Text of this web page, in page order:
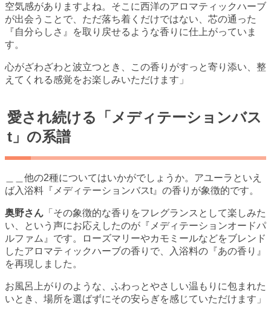
空気感がありますよね。そこに西洋のアロマティックハーブ
が出会うことで、ただ落ち着くだけではない、芯の通った
『自分らしさ』を取り戻せるような香りに仕上がっていま
す。
心がざわざわと波立つとき、この香りがすっと寄り添い、整
えてくれる感覚をお楽しみいただけます」
愛され続ける「メディテーションバス
t」の系譜
＿＿他の2種についてはいかがでしょうか。アユーラといえ
ば入浴料『メディテーションバスt』の香りが象徴的です。
奥野さん 「その象徴的な香りをフレグランスとして楽しみた
い、という声にお応えしたのが『メディテーションオードパ
ルファム』です。ローズマリーやカモミールなどをブレンド
したアロマティックハーブの香りで、入浴料の『あの香り』
を再現しました。
お風呂上がりのような、ふわっとやさしい温もりに包まれた
いとき、場所を選ばずにその安らぎを感じていただけます」